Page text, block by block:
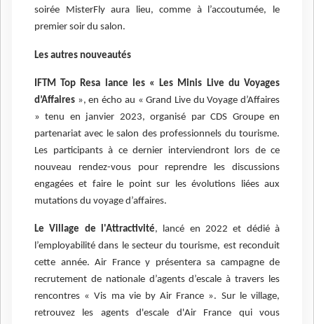
soirée MisterFly aura lieu, comme à l’accoutumée, le
premier soir du salon.
Les autres nouveautés
IFTM Top Resa lance les « Les Minis Live du Voyages
d’Affaires », en écho au « Grand Live du Voyage d’Affaires
» tenu en janvier 2023, organisé par CDS Groupe en
partenariat avec le salon des professionnels du tourisme.
Les participants à ce dernier interviendront lors de ce
nouveau rendez-vous pour reprendre les discussions
engagées et faire le point sur les évolutions liées aux
mutations du voyage d’affaires.
Le Village de l'Attractivité, lancé en 2022 et dédié à
l’employabilité dans le secteur du tourisme, est reconduit
cette année. Air France y présentera sa campagne de
recrutement de nationale d’agents d’escale à travers les
rencontres « Vis ma vie by Air France ». Sur le village,
retrouvez les agents d'escale d'Air France qui vous